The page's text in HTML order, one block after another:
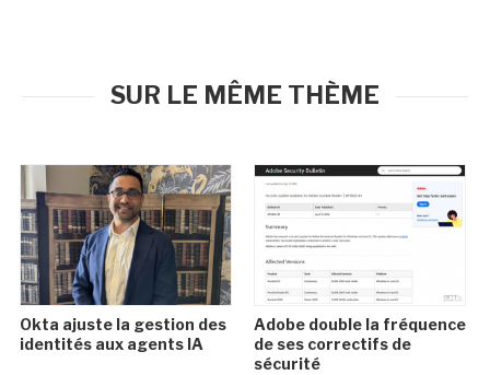
SUR LE MÊME THÈME
Okta ajuste la gestion des
identités aux agents IA
Adobe double la fréquence
de ses correctifs de
sécurité